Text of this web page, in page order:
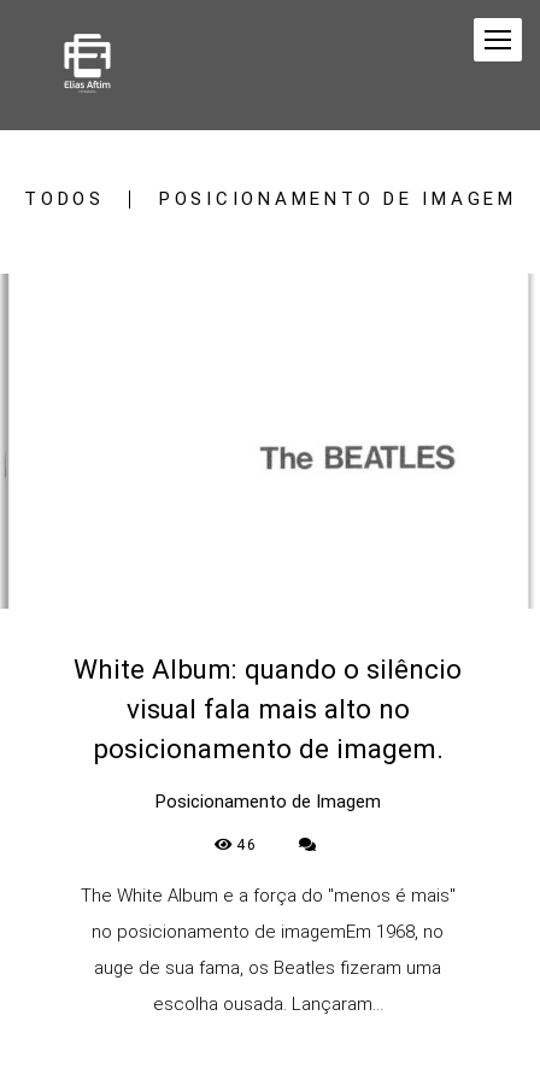
TODOS POSICIONAMENTO DE IMAGEM
White Album: quando o silêncio
visual fala mais alto no
posicionamento de imagem.
Posicionamento de Imagem
46
The White Album e a força do "menos é mais"
no posicionamento de imagemEm 1968, no
auge de sua fama, os Beatles fizeram uma
escolha ousada. Lançaram...